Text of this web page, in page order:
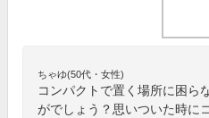
ちゃゆ(50代・女性)
コンパクトで置く場所に困ら
がでしょう？思いついた時に